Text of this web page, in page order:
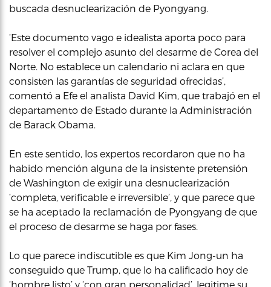
buscada desnuclearización de Pyongyang.
‘Este documento vago e idealista aporta poco para
resolver el complejo asunto del desarme de Corea del
Norte. No establece un calendario ni aclara en que
consisten las garantías de seguridad ofrecidas’,
comentó a Efe el analista David Kim, que trabajó en el
departamento de Estado durante la Administración
de Barack Obama.
En este sentido, los expertos recordaron que no ha
habido mención alguna de la insistente pretensión
de Washington de exigir una desnuclearización
‘completa, verificable e irreversible’, y que parece que
se ha aceptado la reclamación de Pyongyang de que
el proceso de desarme se haga por fases.
Lo que parece indiscutible es que Kim Jong-un ha
conseguido que Trump, que lo ha calificado hoy de
‘hombre listo’ y ‘con gran personalidad’, legitime su